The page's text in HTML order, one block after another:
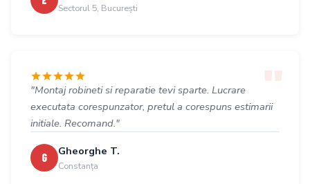
Sectorul 5, București
"Montaj robineti si reparatie tevi sparte. Lucrare
executata corespunzator, pretul a corespuns estimarii
initiale. Recomand."
G Gheorghe T.
Constanța